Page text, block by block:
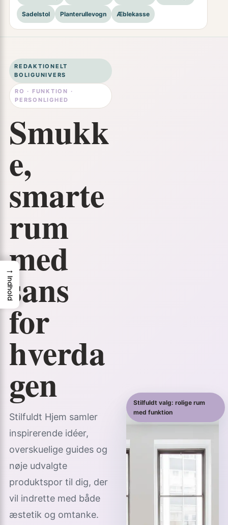
Sadelstol Planterullevogn Æblekasse
REDAKTIONELT
BOLIGUNIVERS
RO · FUNKTION ·
PERSONLIGHED
Smukk
e,
smarte
rum
med
sans
for
hverda
gen
Stilfuldt Hjem samler
inspirerende idéer,
overskuelige guides og
nøje udvalgte
produktspor til dig, der
vil indrette med både
æstetik og omtanke.
Stilfuldt valg: rolige rum
med funktion
→
Indhold